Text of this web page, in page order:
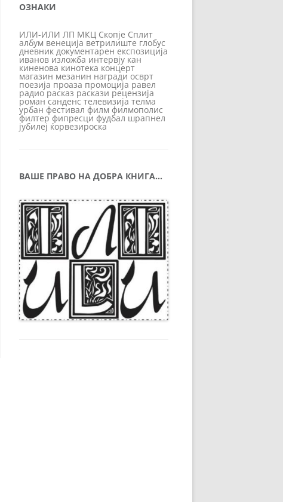
ОЗНАКИ
ИЛИ-ИЛИ ЛП МКЦ Скопје Сплит
албум венеција ветрилиште глобус
дневник документарен експозиција
иванов изложба интервју кан
киненова кинотека концерт
магазин мезанин награди осврт
поезија проаза промоција равел
радио расказ раскази рецензија
роман санденс телевизија телма
урбан фестивал филм филмополис
филтер фипресци фудбал шрапнел
јубилеј ќорвезироска
ВАШЕ ПРАВО НА ДОБРА КНИГА…